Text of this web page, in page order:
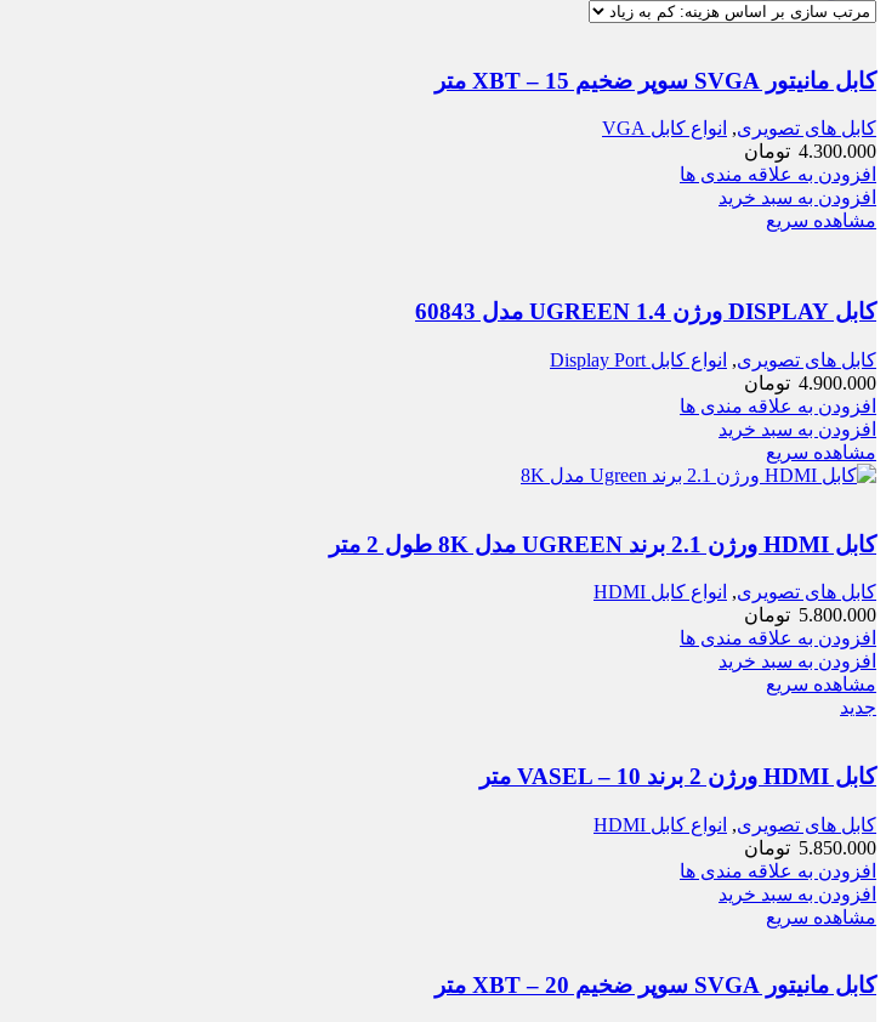
کابل مانیتور SVGA سوپر ضخیم XBT – 15 متر
کابل های تصویری, انواع کابل VGA
4.300.000 تومان
افزودن به علاقه مندی ها
افزودن به سبد خرید
مشاهده سریع
کابل DISPLAY ورژن 1.4 UGREEN مدل 60843
کابل های تصویری, انواع کابل Display Port
4.900.000 تومان
افزودن به علاقه مندی ها
افزودن به سبد خرید
مشاهده سریع
کابل HDMI ورژن 2.1 برند UGREEN مدل 8K طول 2 متر
کابل های تصویری, انواع کابل HDMI
5.800.000 تومان
افزودن به علاقه مندی ها
افزودن به سبد خرید
مشاهده سریع
جدید
کابل HDMI ورژن 2 برند VASEL – 10 متر
کابل های تصویری, انواع کابل HDMI
5.850.000 تومان
افزودن به علاقه مندی ها
افزودن به سبد خرید
مشاهده سریع
کابل مانیتور SVGA سوپر ضخیم XBT – 20 متر